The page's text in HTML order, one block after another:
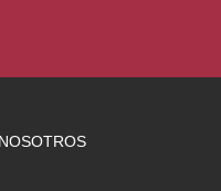
NOSOTROS